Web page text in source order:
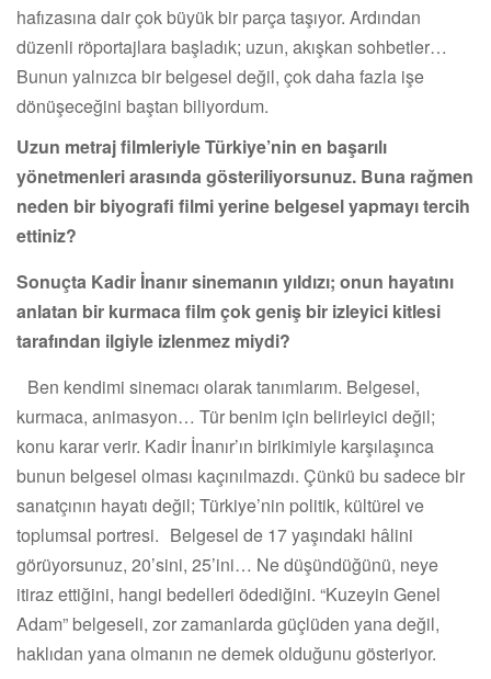
hafızasına dair çok büyük bir parça taşıyor. Ardından
düzenli röportajlara başladık; uzun, akışkan sohbetler…
Bunun yalnızca bir belgesel değil, çok daha fazla işe
dönüşeceğini baştan biliyordum.
Uzun metraj filmleriyle Türkiye’nin en başarılı
yönetmenleri arasında gösteriliyorsunuz. Buna rağmen
neden bir biyografi filmi yerine belgesel yapmayı tercih
ettiniz?
Sonuçta Kadir İnanır sinemanın yıldızı; onun hayatını
anlatan bir kurmaca film çok geniş bir izleyici kitlesi
tarafından ilgiyle izlenmez miydi?
Ben kendimi sinemacı olarak tanımlarım. Belgesel,
kurmaca, animasyon… Tür benim için belirleyici değil;
konu karar verir. Kadir İnanır’ın birikimiyle karşılaşınca
bunun belgesel olması kaçınılmazdı. Çünkü bu sadece bir
sanatçının hayatı değil; Türkiye’nin politik, kültürel ve
toplumsal portresi. Belgesel de 17 yaşındaki hâlini
görüyorsunuz, 20’sini, 25’ini… Ne düşündüğünü, neye
itiraz ettiğini, hangi bedelleri ödediğini. “Kuzeyin Genel
Adam” belgeseli, zor zamanlarda güçlüden yana değil,
haklıdan yana olmanın ne demek olduğunu gösteriyor.